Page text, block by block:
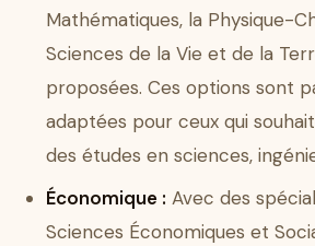
Mathématiques, la Physique-
Sciences de la Vie et de la
proposées. Ces options sont
adaptées pour ceux qui
des études en sciences,
Économique : Avec des
Sciences Économiques et